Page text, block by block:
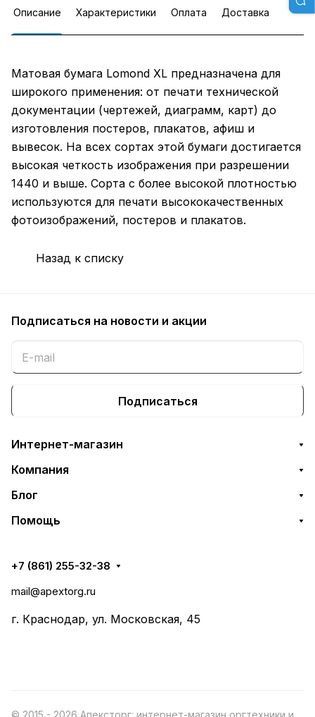
Описание Характеристики Оплата Доставка
Матовая бумага Lomond XL предназначена для
широкого применения: от печати технической
документации (чертежей, диаграмм, карт) до
изготовления постеров, плакатов, афиш и
вывесок. На всех сортах этой бумаги достигается
высокая четкость изображения при разрешении
1440 и выше. Сорта с более высокой плотностью
используются для печати высококачественных
фотоизображений, постеров и плакатов.
Назад к списку
Подписаться на новости и акции
Подписаться
Интернет-магазин
Компания
Блог
Помощь
+7 (861) 255-32-38
mail@apextorg.ru
г. Краснодар, ул. Московская, 45